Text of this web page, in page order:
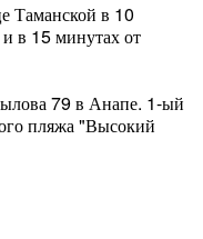
Таманской в 10
в 15 минутах от
79 в Анапе. 1-ый
пляжа "Высокий